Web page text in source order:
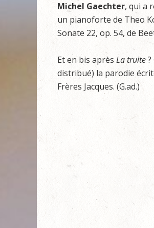
Michel Gaechter, qui a
un pianoforte de Theo
Sonate 22, op. 54, de
Et en bis après La truite
distribué) la parodie
Frères Jacques. (G.ad.)